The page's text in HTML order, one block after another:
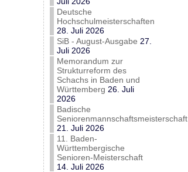
Deutsche
Hochschulmeisterschaften
28. Juli 2026
SiB - August-Ausgabe 27.
Juli 2026
Memorandum zur
Strukturreform des
Schachs in Baden und
Württemberg 26. Juli
2026
Badische
Seniorenmannschaftsmeisterschaft
21. Juli 2026
11. Baden-
Württembergische
Senioren-Meisterschaft
14. Juli 2026